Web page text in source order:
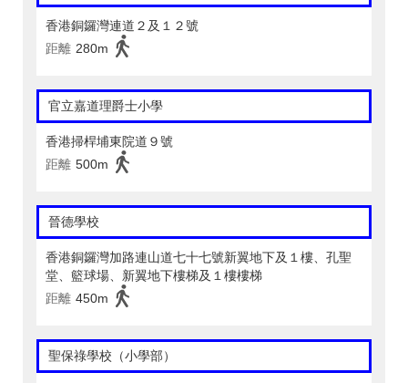
香港銅鑼灣連道２及１２號
距離 280m
官立嘉道理爵士小學
香港掃桿埔東院道９號
距離 500m
晉德學校
香港銅鑼灣加路連山道七十七號新翼地下及１樓、孔聖
堂、籃球場、新翼地下樓梯及１樓樓梯
距離 450m
聖保祿學校（小學部）